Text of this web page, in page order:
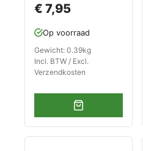
€ 7,95
Op voorraad
Gewicht: 0.39kg
Incl. BTW / Excl.
Verzendkosten